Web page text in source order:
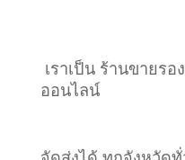
เราเป็น ร้านขายรอ
ออนไลน์